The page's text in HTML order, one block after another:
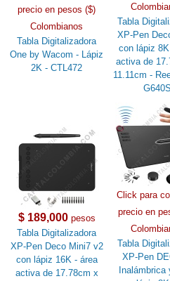
precio en pesos ($)
Colombianos
Tabla Digitalizadora
One by Wacom - Lápiz
2K - CTL472
Tabla
XP-Pen
con lápiz
activa de
11.11cm -
G640S
$ 189,000pesos
Tabla Digitalizadora
XP-Pen Deco Mini7 v2
con lápiz 16K - área
activa de 17.78cm x
Click para
precio en
Tabla
XP-Pen
Inalámbrica